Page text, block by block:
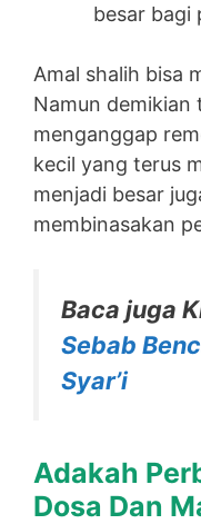
besar bagi
Amal shalih bisa
Namun demikian
menganggap
kecil yang terus
menjadi besar
membinasakan
Baca juga
Sebab
Syar’i
Adakah
Dosa Dan